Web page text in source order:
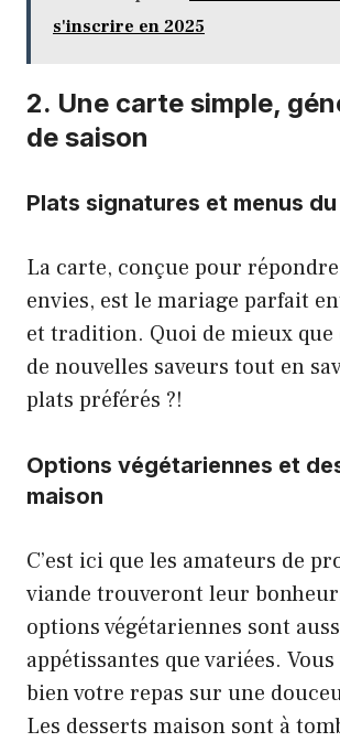
s'inscrire en 2025
2. Une carte simple,
de saison
Plats signatures et menus
La carte, conçue pour
envies, est le mariage parfait
et tradition. Quoi de mieux que
de nouvelles saveurs tout en
plats préférés ?!
Options végétariennes et
maison
C’est ici que les amateurs de
viande trouveront leur
options végétariennes sont
appétissantes que variées.
bien votre repas sur une
Les desserts maison sont à